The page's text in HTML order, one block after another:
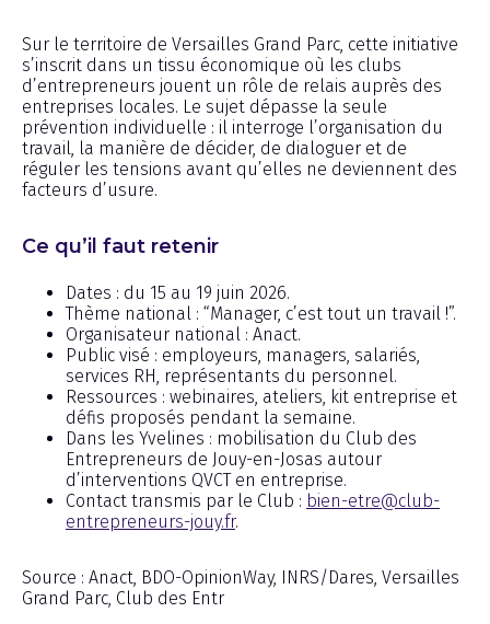
Sur le territoire de Versailles Grand Parc, cette initiative
s’inscrit dans un tissu économique où les clubs
d’entrepreneurs jouent un rôle de relais auprès des
entreprises locales. Le sujet dépasse la seule
prévention individuelle : il interroge l’organisation du
travail, la manière de décider, de dialoguer et de
réguler les tensions avant qu’elles ne deviennent des
facteurs d’usure.
Ce qu’il faut retenir
Dates : du 15 au 19 juin 2026.
Thème national : “Manager, c’est tout un travail !”.
Organisateur national : Anact.
Public visé : employeurs, managers, salariés,
services RH, représentants du personnel.
Ressources : webinaires, ateliers, kit entreprise et
défis proposés pendant la semaine.
Dans les Yvelines : mobilisation du Club des
Entrepreneurs de Jouy-en-Josas autour
d’interventions QVCT en entreprise.
Contact transmis par le Club : bien-etre@club-
entrepreneurs-jouy.fr.
Source : Anact, BDO-OpinionWay, INRS/Dares, Versailles
Grand Parc, Club des Entr